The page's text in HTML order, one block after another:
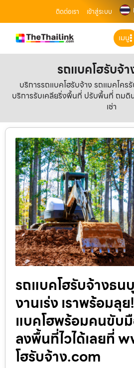
ติดต่อเรา เข้าสู่ระบบ
เมนู
รถแบคโฮรับจ้
บริการรถแบคโฮรับจ้าง รถแมคโคร
บริการรับเคลียริ่งพื้นที่ ปรับพื้นที่ ถมดิ
เช่า
รถแบคโฮรับจ้างธน
งานเร่ง เราพร้อมลุ
แบคโฮพร้อมคนขับ
ลงพื้นที่ไวได้เลยที่
โฮรับจ้าง.com